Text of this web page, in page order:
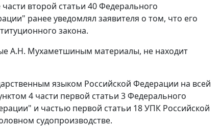
второй статьи 40 Федерального
ранее уведомлял заявителя о том, что его
закона.
А.Н. Мухаметшиным материалы, не находит
языком Российской Федерации на всей
4 части первой статьи 3 Федерального
и частью первой статьи 18 УПК Российской
судопроизводстве.